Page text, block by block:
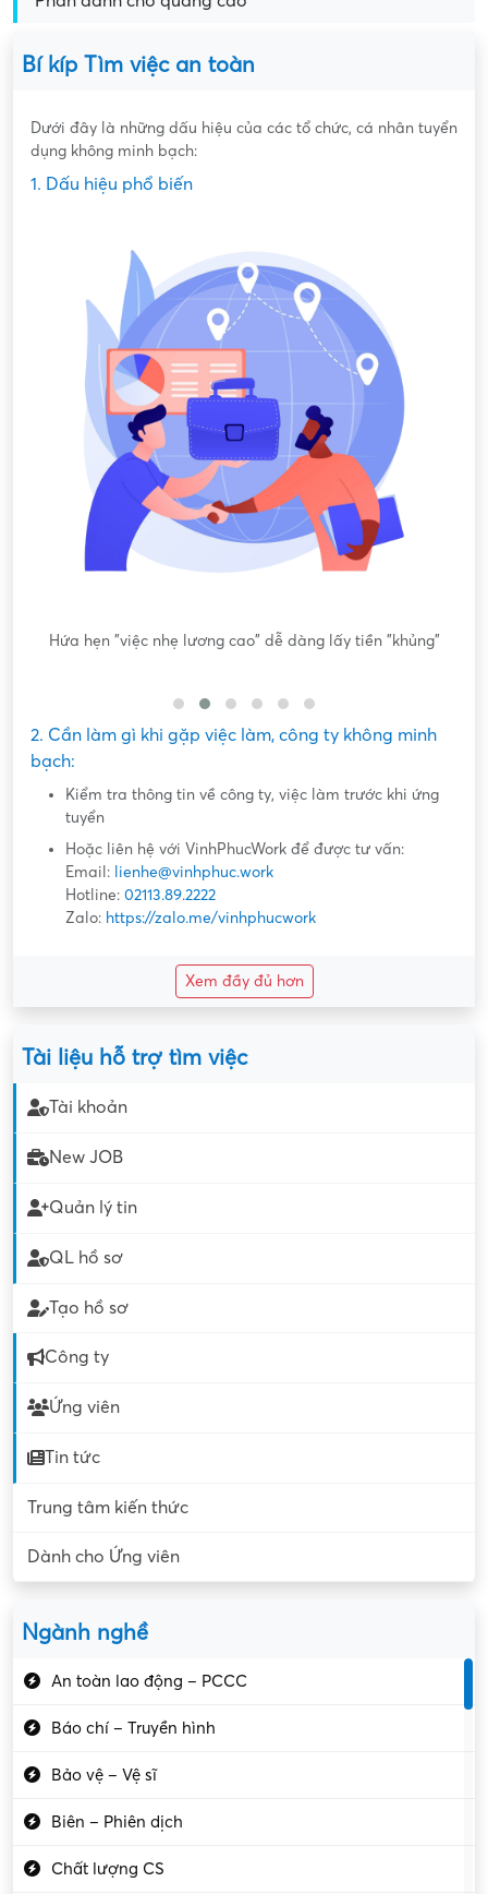
Bí kíp Tìm việc an toàn
Dưới đây là những dấu hiệu của các tổ chức, cá nhân tuyển
dụng không minh bạch:
1. Dấu hiệu phổ biến
tiền "khủng" Yêu cầu tải app, nạp tiền, làm nhiệm vụ
2. Cần làm gì khi gặp việc làm, công ty không minh
bạch:
Kiểm tra thông tin về công ty, việc làm trước khi ứng
tuyển
Hoặc liên hệ với VinhPhucWork để được tư vấn:
Email: lienhe@vinhphuc.work
Hotline: 02113.89.2222
Zalo: https://zalo.me/vinhphucwork
Xem đầy đủ hơn
Tài liệu hỗ trợ tìm việc
Tài khoản
New JOB
Quản lý tin
QL hồ sơ
Tạo hồ sơ
Công ty
Ứng viên
Tin tức
Trung tâm kiến thức
Dành cho Ứng viên
Ngành nghề
An toàn lao động – PCCC
Báo chí – Truyền hình
Bảo vệ – Vệ sĩ
Biên – Phiên dịch
Chất lượng CS